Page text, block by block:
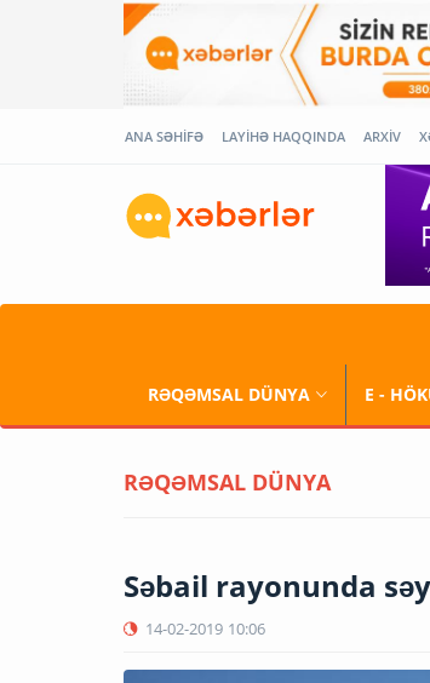
ANA SƏHİFƏ LAYİHƏ HAQQINDA ARXİV
RƏQƏMSAL DÜNYA E -
RƏQƏMSAL DÜNYA
Səbail rayonunda
14-02-2019 10:06